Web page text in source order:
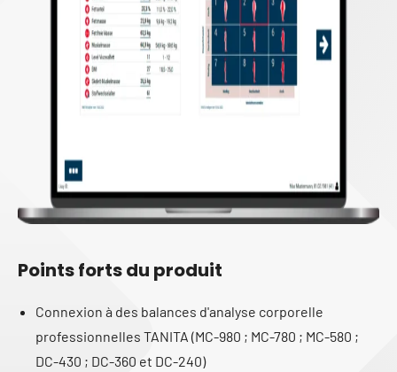
Points forts du produit
Connexion à des balances d'analyse corporelle
professionnelles TANITA (MC-980 ; MC-780 ; MC-580 ;
DC-430 ; DC-360 et DC-240)